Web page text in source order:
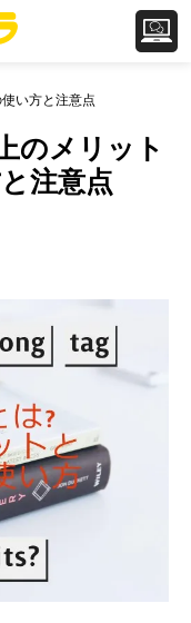
い方と注意点
のメリット
注意点